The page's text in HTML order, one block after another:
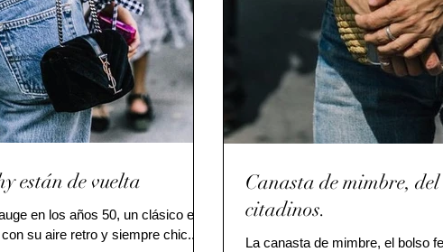
están de vuelta
en los años 50, un clásico en
su aire retro y siempre chic....
Canasta de mimbre,
citadinos.
​​La canasta de mimbre, el bolso